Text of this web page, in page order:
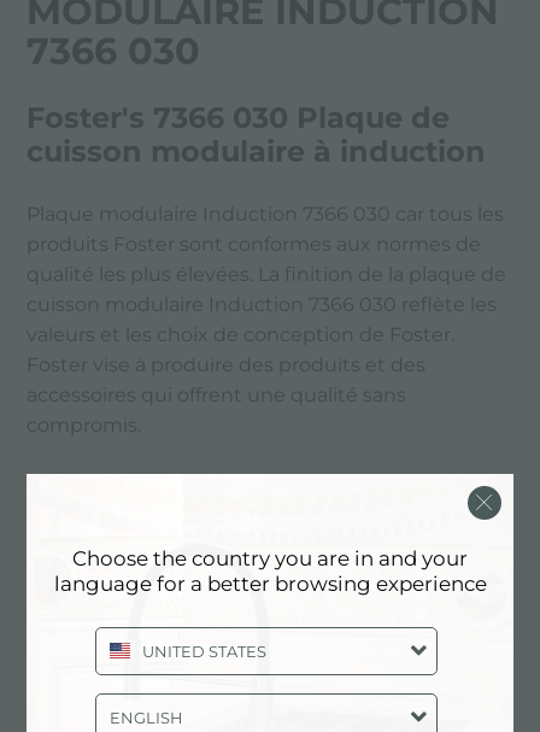
MODULAIRE INDUCTION
7366 030
Foster's 7366 030 Plaque de
cuisson modulaire à induction
Plaque modulaire Induction 7366 030 car tous les
produits Foster sont conformes aux normes de
qualité les plus élevées. La finition de la plaque de
cuisson modulaire Induction 7366 030 reflète les
valeurs et les choix de conception de Foster.
Foster vise à produire des produits et des
accessoires qui offrent une qualité sans
compromis.
Choose the country you are in and your
language for a better browsing experience
UNITED STATES
ENGLISH